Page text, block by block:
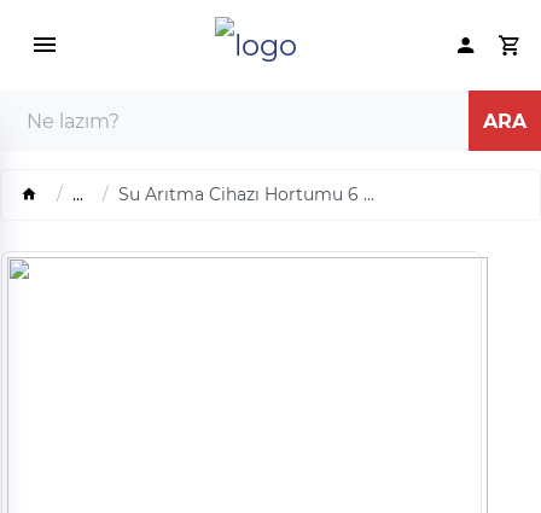
... Su Arıtma Cihazı Hortumu 6 ...